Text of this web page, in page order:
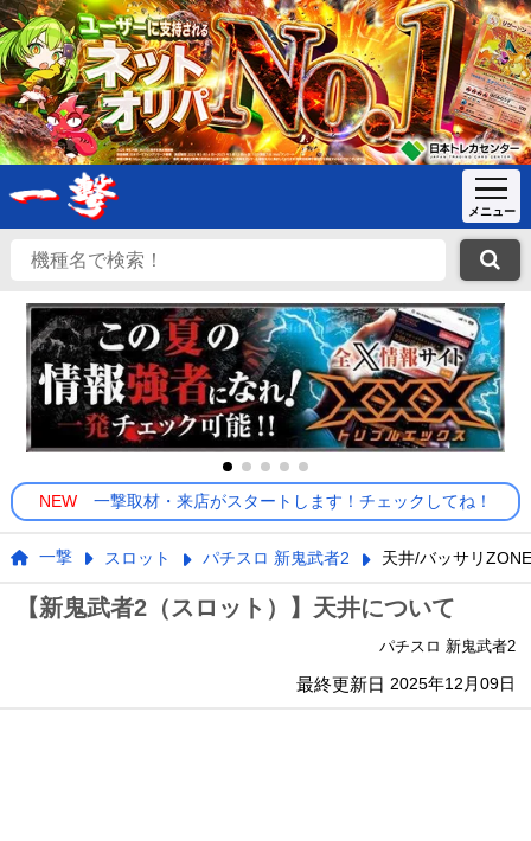
NEW 一撃取材・来店がスタートします！チェックしてね！
一撃 スロット パチスロ 新鬼武者2 天井/バッサリ
【新鬼武者2（スロット）】天井について
パチスロ 新鬼武者2
最終更新日 2025年12月09日